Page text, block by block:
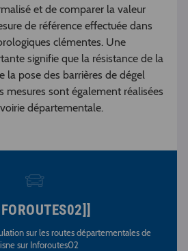
et de comparer la valeur
de référence effectuée dans
clémentes. Une
signifie que la résistance de la
la pose des barrières de dégel
mesures sont également réalisées
départementale.
sur les routes départementales de
sur Inforoutes02